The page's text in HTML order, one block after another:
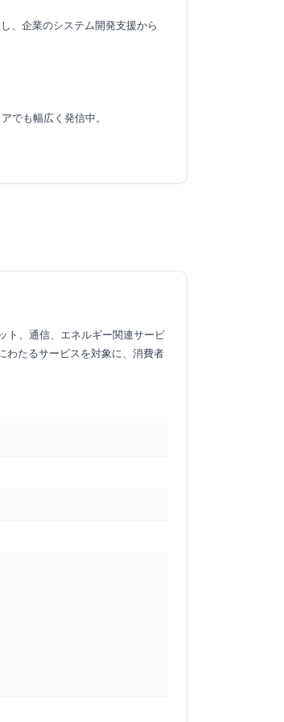
、企業のシステム開発支援から
でも幅広く発信中。
ト、通信、エネルギー関連サービ
わたるサービスを対象に、消費者